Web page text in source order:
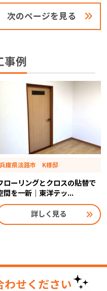
次のページを見る
事例
兵庫県淡路市 K様邸
ローリングとクロスの貼替で
間を一新｜東洋テッ...
詳しく見る